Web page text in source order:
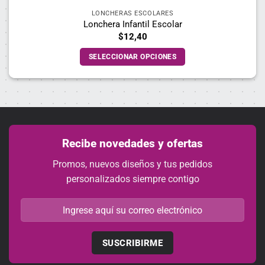
LONCHERAS ESCOLARES
Lonchera Infantil Escolar
$12,40
SELECCIONAR OPCIONES
variantes.
Las
opciones
se
pueden
en
la
página
de
producto
Recibe novedades y ofertas
Promos, nuevos diseños y tus pedidos
personalizados siempre contigo